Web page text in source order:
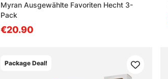
Myran Ausgewählte Favoriten Hecht 3-
Pack
€20.90
Package Deal!